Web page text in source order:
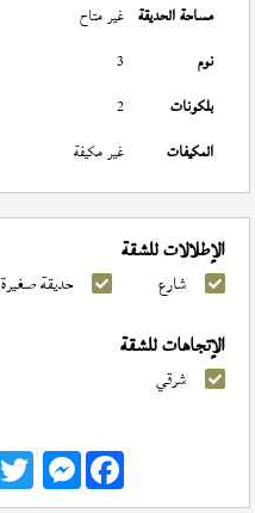
مساحة الحديقة غير متاح
نوم
3
بلكونات
2
المكيفات
غير مكيفة
الإطلالات للشقة
شارع حديقة صغيرة
الإتجاهات للشقة
شرقي
Messenger